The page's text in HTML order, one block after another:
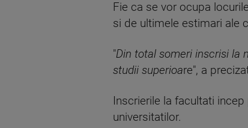
Fie ca se vor ocupa
si de ultimele estimari ale
"Din total someri inscrisi la
studii superioare", a
Inscrierile la facultati
universitatilor.